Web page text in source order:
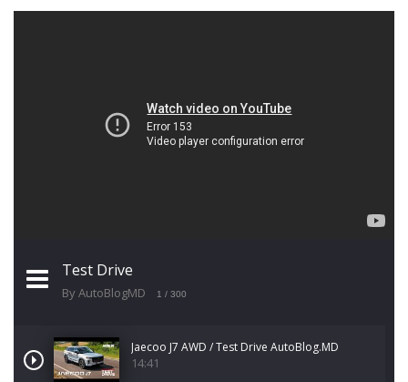
Test Drive
By AutoBlogMD 1 / 300
Jaecoo J7 AWD / Test Drive AutoBlog.MD
14:41